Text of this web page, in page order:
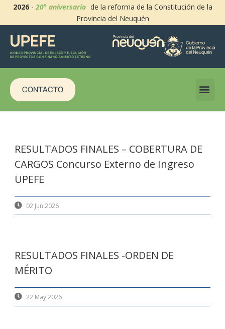
2026-20° aniversario de la reforma de la Constitución de la
Provincia del Neuquén
CONTACTO
RESULTADOS FINALES – COBERTURA DE
CARGOS Concurso Externo de Ingreso
UPEFE
02 Jun 2026
RESULTADOS FINALES -ORDEN DE
MÉRITO
22 May 2026